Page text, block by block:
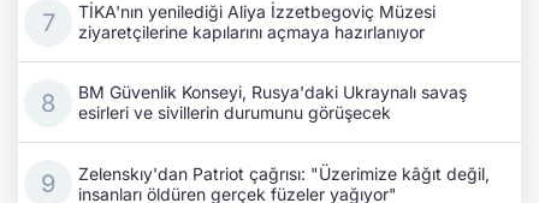
TİKA'nın yenilediği Aliya İzzetbegoviç Müzesi
ziyaretçilerine kapılarını açmaya hazırlanıyor
BM Güvenlik Konseyi, Rusya'daki Ukraynalı savaş
esirleri ve sivillerin durumunu görüşecek
Zelenskıy'dan Patriot çağrısı: "Üzerimize kâğıt değil,
insanları öldüren gerçek füzeler yağıyor"